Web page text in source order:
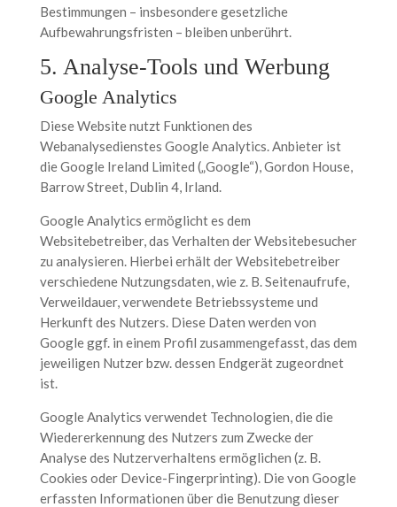
Bestimmungen – insbesondere gesetzliche
Aufbewahrungsfristen – bleiben unberührt.
5. Analyse-Tools und Werbung
Google Analytics
Diese Website nutzt Funktionen des
Webanalysedienstes Google Analytics. Anbieter ist
die Google Ireland Limited („Google“), Gordon House,
Barrow Street, Dublin 4, Irland.
Google Analytics ermöglicht es dem
Websitebetreiber, das Verhalten der Websitebesucher
zu analysieren. Hierbei erhält der Websitebetreiber
verschiedene Nutzungsdaten, wie z. B. Seitenaufrufe,
Verweildauer, verwendete Betriebssysteme und
Herkunft des Nutzers. Diese Daten werden von
Google ggf. in einem Profil zusammengefasst, das dem
jeweiligen Nutzer bzw. dessen Endgerät zugeordnet
ist.
Google Analytics verwendet Technologien, die die
Wiedererkennung des Nutzers zum Zwecke der
Analyse des Nutzerverhaltens ermöglichen (z. B.
Cookies oder Device-Fingerprinting). Die von Google
erfassten Informationen über die Benutzung dieser